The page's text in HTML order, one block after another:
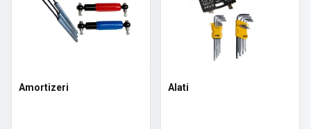
Amortizeri Alati